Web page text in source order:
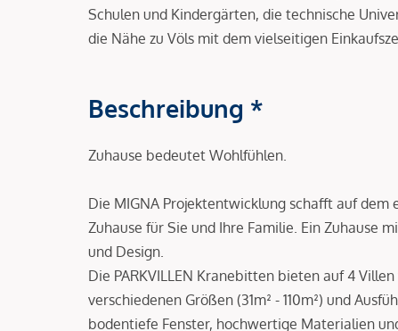
Schulen und Kindergärten, die technische
die Nähe zu Völs mit dem vielseitigen
Beschreibung *
Zuhause bedeutet Wohlfühlen.
Die MIGNA Projektentwicklung schafft auf
Zuhause für Sie und Ihre Familie. Ein Zuhause
und Design.
Die PARKVILLEN Kranebitten bieten auf 4
verschiedenen Größen (31m² - 110m²) und
bodentiefe Fenster, hochwertige Materialien